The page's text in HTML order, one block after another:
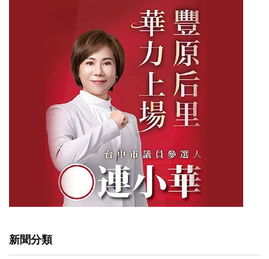
新聞分類